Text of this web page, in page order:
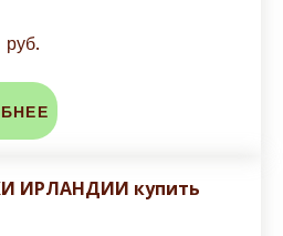
ИРЛАНДИИ купить